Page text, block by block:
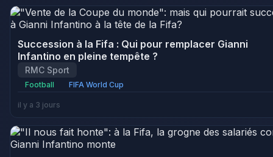
Succession à la Fifa : Qui pour remplacer Gianni
Infantino en pleine tempête ?
RMC Sport
Football FIFA World Cup
il y a 3 jours